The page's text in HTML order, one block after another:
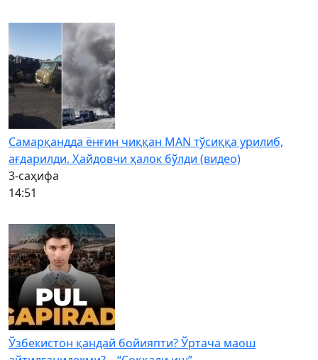
Самарқандда ёнғин чиққан MAN тўсиққа урилиб,
ағдарилди. Ҳайдовчи ҳалок бўлди (видео)
3-саҳифа
14:51
Ўзбекистон қандай бойияпти? Ўртача маош